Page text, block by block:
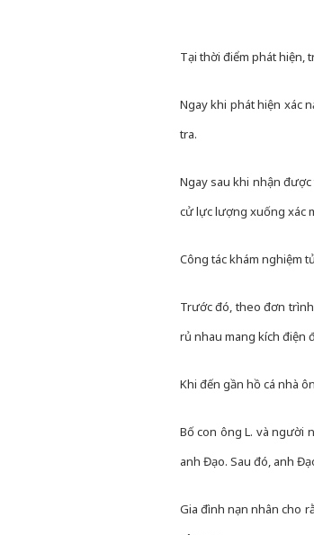
Tại thời điểm phát hiện,
Ngay khi phát hiện xác
tra.
Ngay sau khi nhận
cử lực lượng xuống xác
Công tác khám nghiệm
Trước đó, theo đơn
rủ nhau mang kích điện
Khi đến gần hồ cá nhà
Bố con ông L. và người
anh Đạo. Sau đó, anh
Gia đình nạn nhân cho